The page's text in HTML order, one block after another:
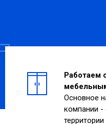
Работаем
Основное
компании -